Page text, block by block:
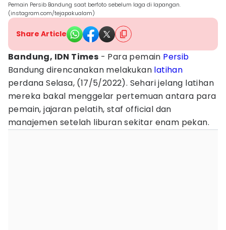
Pemain Persib Bandung saat berfoto sebelum laga di lapangan.
(instagram.com/tejapakualam)
Share Article
Bandung, IDN Times - Para pemain Persib
Bandung direncanakan melakukan latihan
perdana Selasa, (17/5/2022). Sehari jelang latihan
mereka bakal menggelar pertemuan antara para
pemain, jajaran pelatih, staf official dan
manajemen setelah liburan sekitar enam pekan.